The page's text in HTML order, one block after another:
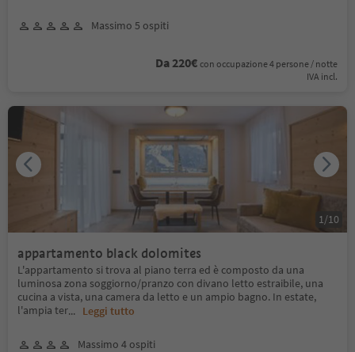
Massimo 5 ospiti
Da 220€ con occupazione 4 persone / notte
IVA incl.
appartamento black dolomites
L'appartamento si trova al piano terra ed è composto da una
luminosa zona soggiorno/pranzo con divano letto estraibile, una
cucina a vista, una camera da letto e un ampio bagno. In estate,
l'ampia ter... Leggi tutto
Massimo 4 ospiti
1/10